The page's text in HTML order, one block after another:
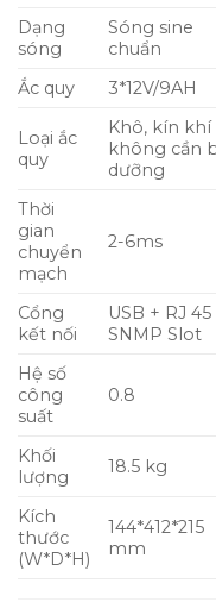
Dạng
sóng
Sóng sine
chuẩn
Ắc quy
3*12V/9AH
Loại ắc
quy
Khô, kín khí
không cần
dưỡng
Thời
gian
chuyển
mạch
2-6ms
Cổng
kết nối
USB + RJ 45
SNMP Slot
Hệ số
công
suất
0.8
Khối
lượng
18.5 kg
Kích
thước
(W*D*H)
144*412*215
mm